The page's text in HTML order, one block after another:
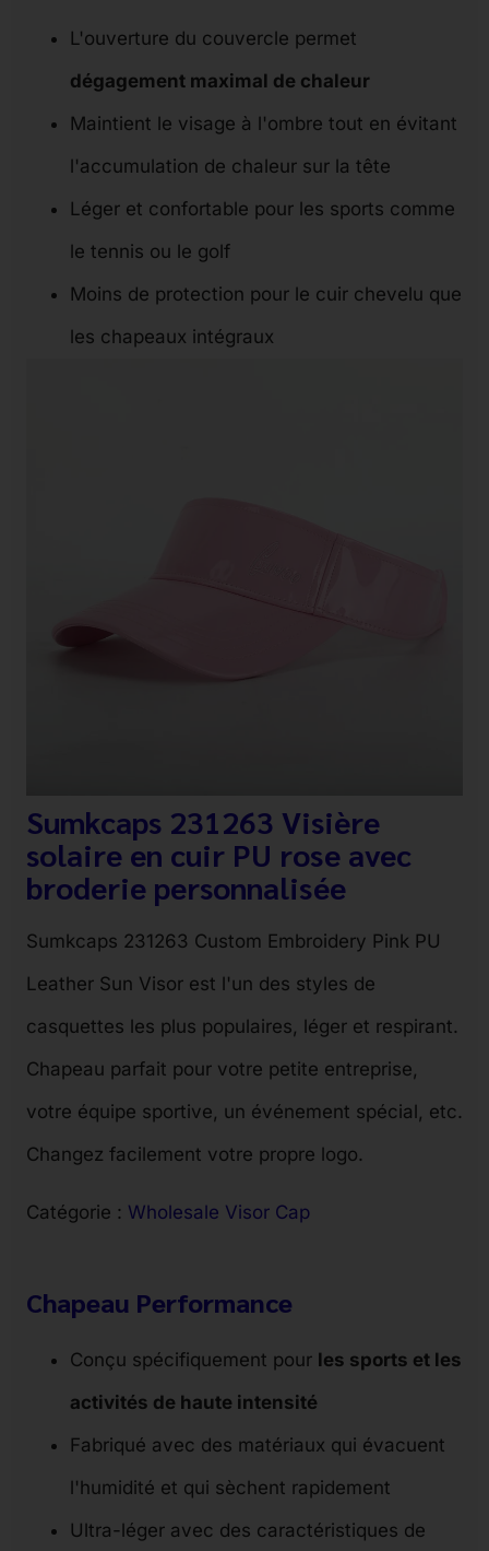
L'ouverture du couvercle permet
dégagement maximal de chaleur
Maintient le visage à l'ombre tout en évitant
l'accumulation de chaleur sur la tête
Léger et confortable pour les sports comme
le tennis ou le golf
Moins de protection pour le cuir chevelu que
les chapeaux intégraux
Sumkcaps 231263 Visière
solaire en cuir PU rose avec
broderie personnalisée
Sumkcaps 231263 Custom Embroidery Pink PU
Leather Sun Visor est l'un des styles de
casquettes les plus populaires, léger et respirant.
Chapeau parfait pour votre petite entreprise,
votre équipe sportive, un événement spécial, etc.
Changez facilement votre propre logo.
Catégorie : Wholesale Visor Cap
Chapeau Performance
Conçu spécifiquement pour les sports et les
activités de haute intensité
Fabriqué avec des matériaux qui évacuent
l'humidité et qui sèchent rapidement
Ultra-léger avec des caractéristiques de